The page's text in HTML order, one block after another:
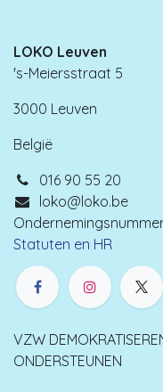
LOKO Leuven
's-Meiersstraat 5
3000 Leuven
België
016 90 55 20
loko@loko.be
Statuten en HR
VZW
ONDERSTEUNEN